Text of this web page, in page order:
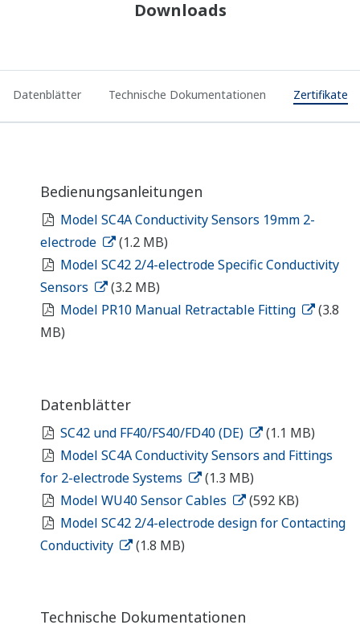
Downloads
Datenblätter Technische Dokumentationen Zertifikate
Bedienungsanleitungen
Model SC4A Conductivity Sensors 19mm 2-
electrode
(1.2 MB)
Model SC42 2/4-electrode Specific Conductivity
Sensors
(3.2 MB)
Model PR10 Manual Retractable Fitting
(3.8
MB)
Datenblätter
SC42 und FF40/FS40/FD40 (DE)
(1.1 MB)
Model SC4A Conductivity Sensors and Fittings
for 2-electrode Systems
(1.3 MB)
Model WU40 Sensor Cables
(592 KB)
Model SC42 2/4-electrode design for Contacting
Conductivity
(1.8 MB)
Technische Dokumentationen